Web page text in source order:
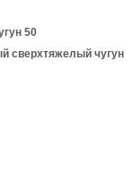
50
сверхтяжелый чугун